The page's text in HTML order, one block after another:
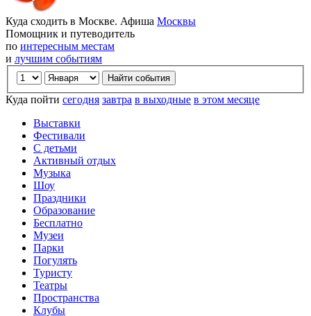
Куда сходить в Москве. Афиша Москвы
Помощник и путеводитель
по интересным местам
и лучшим событиям
Куда пойти сегодня завтра в выходные в этом месяце
Выставки
Фестивали
С детьми
Активный отдых
Музыка
Шоу
Праздники
Образование
Бесплатно
Музеи
Парки
Погулять
Туристу
Театры
Пространства
Клубы